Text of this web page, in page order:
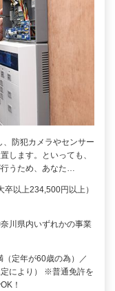
防犯カメラやセンサー
します。といっても、
うため、あなた…
以上234,500円以上）
川県内いずれかの事業
定年が60歳の為）／
により） ※普通免許を
！